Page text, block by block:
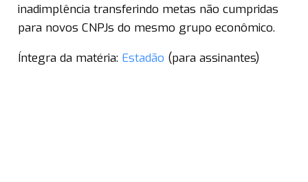
inadimplência transferindo metas não cumpridas
para novos CNPJs do mesmo grupo econômico.
Íntegra da matéria: Estadão (para assinantes)